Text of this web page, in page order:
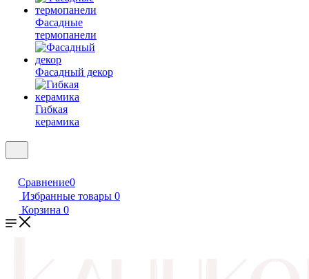
Фасадные
термопанели
Фасадный декор
Гибкая
керамика
Сравнение0
Избранные товары 0
Корзина 0